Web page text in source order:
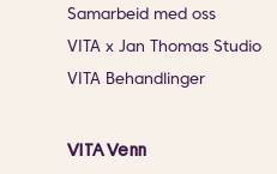
Samarbeid med oss
VITA x Jan Thomas Studio
VITA Behandlinger
VITA Venn